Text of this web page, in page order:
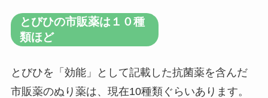
とびひの市販薬は１０種
類ほど
とびひを「効能」として記載した抗菌薬を含んだ
市販薬のぬり薬は、現在10種類ぐらいあります。